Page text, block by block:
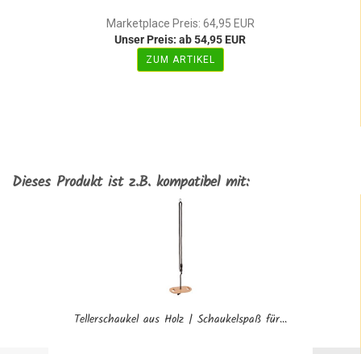
Marketplace Preis: 64,95 EUR
Unser Preis: ab 54,95 EUR
ZUM ARTIKEL
Dieses Produkt ist z.B. kompatibel mit:
Tellerschaukel aus Holz | Schaukelspaß für...